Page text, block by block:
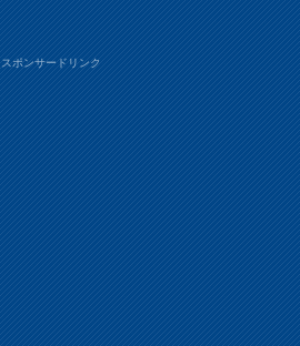
スポンサードリンク